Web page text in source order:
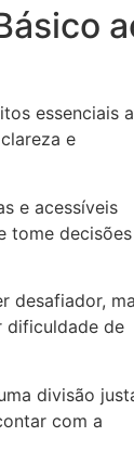
essenciais
e
e acessíveis
tome decisões
desafiador,
dificuldade de
divisão
com a